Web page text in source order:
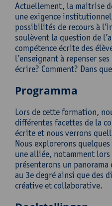
Actuellement, la maitrise
une exigence
possibilités de recours à
soulèvent la question de
compétence écrite des
l’enseignant à repenser
écrire? Comment? Dans
Programma
Lors de cette formation,
différentes facettes de la
écrite et nous verrons
Nous explorerons
une alliée, notamment lors
présenterons un
au 3e degré ainsi que des
créative et collaborative.